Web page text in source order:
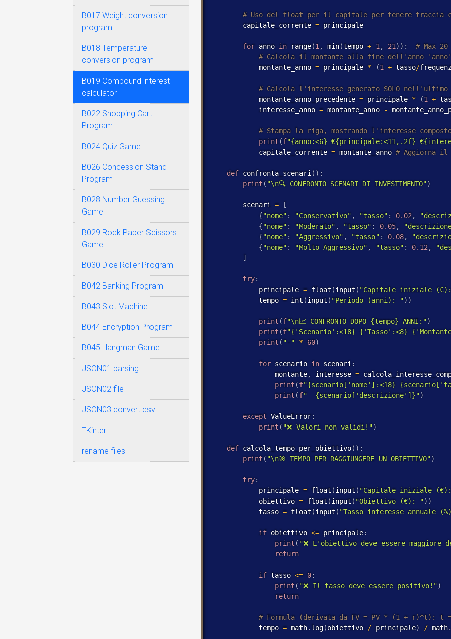
B017 Weight conversion
program
B018 Temperature
conversion program
B019 Compound interest
calculator
B022 Shopping Cart
Program
B024 Quiz Game
B026 Concession Stand
Program
B028 Number Guessing
Game
B029 Rock Paper Scissors
Game
B030 Dice Roller Program
B042 Banking Program
B043 Slot Machine
B044 Encryption Program
B045 Hangman Game
JSON01 parsing
JSON02 file
JSON03 convert csv
TKinter
rename files
        capitale_corrente
= principale
for anno in range(1 , min(tempo + 1 , 21 ) ) :
            montante_anno
= principale * (1 + tasso/
            montante_anno_precedente
= principale * (1 +
            interesse_anno
= montante_anno -
print (f"{anno:<6} €{principale:<11,.2f}
            capitale_corrente
= montante_anno
def confronta_scenari ( ) :
print ( "\n🔍 CONFRONTO SCENARI DI INVESTIMENTO")
        scenari
=
[
{"nome" : "Conservativo" , "tasso" : 0.02 ,
{"nome" : "Moderato" , "tasso" : 0.05,
{"nome" : "Aggressivo" , "tasso" : 0.08,
{"nome" : "Molto Aggressivo" , "tasso" : 0.12 ,
]
try:
            principale
= float (input ( "Capitale iniziale
            tempo
= int (input ( "Periodo (anni): ") )
print (f"\n📈 CONFRONTO DOPO {tempo} ANNI:")
print (f"{'Scenario':<18} {'Tasso':<8}
print ( "-" * 60)
for scenario in scenari :
                montante
, interesse =
print (f"{scenario['nome']:<18}
print (f"  {scenario['descrizione']}")
except ValueError:
print ( "❌ Valori non validi!")
def calcola_tempo_per_obiettivo( ) :
print ( "\n🎯 TEMPO PER RAGGIUNGERE UN OBIETTIVO")
try:
            principale
= float (input ( "Capitale iniziale
            obiettivo
= float (input ( "Obiettivo (€): ") )
            tasso
= float (input ( "Tasso interesse annuale
if obiettivo <= principale:
print ( "❌ L'obiettivo deve essere
return
if tasso <= 0:
print ( "❌ Il tasso deve essere positivo!")
return
            tempo
= math. log(obiettivo / principale) / math.